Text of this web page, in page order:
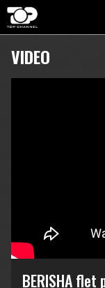
VIDEO
BERISHA flet